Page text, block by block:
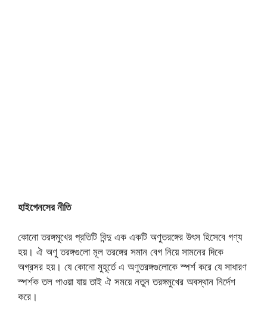
হাইগেনসের নীতি
কোনো তরঙ্গমুখের প্রতিটি বিন্দু এক একটি অণুতরঙ্গের উৎস হিসেবে গণ্য
হয়। ঐ অণু তরঙ্গগুলো মূল তরঙ্গের সমান বেগ নিয়ে সামনের দিকে
অগ্রসর হয়। যে কোনো মুহূর্তে এ অণুতরঙ্গগুলোকে স্পর্শ করে যে সাধারণ
স্পর্শক তল পাওয়া যায় তাই ঐ সময়ে নতুন তরঙ্গমুখের অবস্থান নির্দেশ
করে।